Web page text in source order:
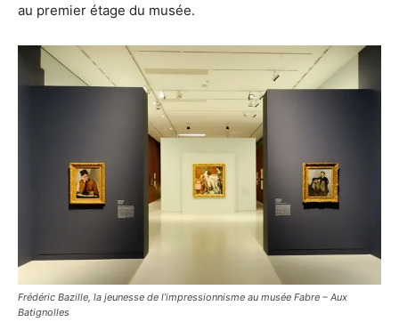
au premier étage du musée.
Frédéric Bazille, la jeunesse de l’impressionnisme au musée Fabre – Aux
Batignolles